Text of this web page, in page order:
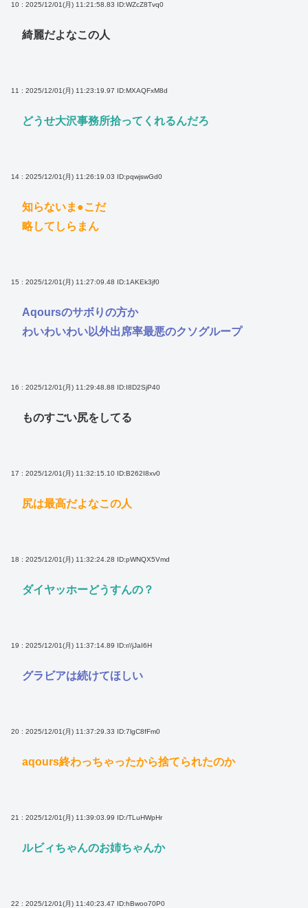
10 : 2025/12/01(月) 11:21:58.83 ID:WZcZ8Tvq0
綺麗だよなこの人
11 : 2025/12/01(月) 11:23:19.97 ID:MXAQFxM8d
どうせ大沢事務所拾ってくれるんだろ
14 : 2025/12/01(月) 11:26:19.03 ID:pqwjswGd0
知らないま●こだ
略してしらまん
15 : 2025/12/01(月) 11:27:09.48 ID:1AKEk3jf0
Aqoursのサボりの方か
わいわいわい以外出席率最悪のクソグループ
16 : 2025/12/01(月) 11:29:48.88 ID:I8D2SjP40
ものすごい尻をしてる
17 : 2025/12/01(月) 11:32:15.10 ID:B262I8xv0
尻は最高だよなこの人
18 : 2025/12/01(月) 11:32:24.28 ID:pWNQX5Vmd
ダイヤッホーどうすんの？
19 : 2025/12/01(月) 11:37:14.89 ID:r//jJaI6H
グラビアは続けてほしい
20 : 2025/12/01(月) 11:37:29.33 ID:7lgC8fFm0
aqours終わっちゃったから捨てられたのか
21 : 2025/12/01(月) 11:39:03.99 ID:/TLuHWpHr
ルビィちゃんのお姉ちゃんか
22 : 2025/12/01(月) 11:40:23.47 ID:hBwoo70P0